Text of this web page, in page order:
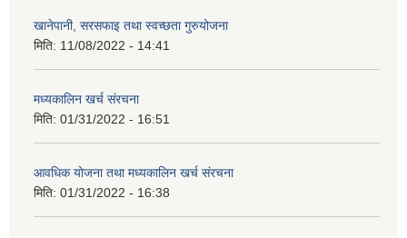
खानेपानी, सरसफाइ तथा स्वच्छता गुरुयोजना
मिति: 11/08/2022 - 14:41
मध्यकालिन खर्च संरचना
मिति: 01/31/2022 - 16:51
आवधिक योजना तथा मध्यकालिन खर्च संरचना
मिति: 01/31/2022 - 16:38